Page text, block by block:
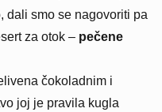
dali smo se nagovoriti pa
za otok – pečene
čokoladnim i
joj je pravila kugla